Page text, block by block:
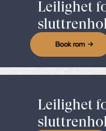
Leilighet
Book rom
Leilighet